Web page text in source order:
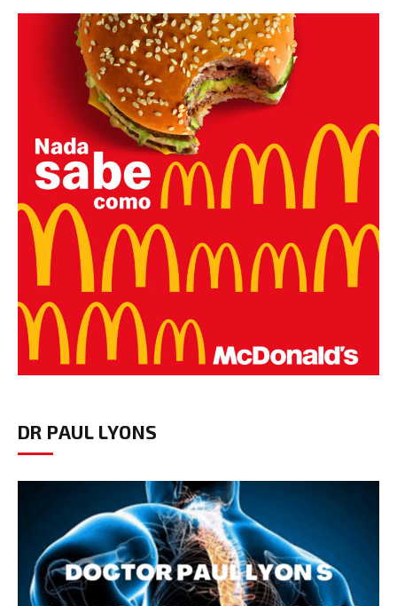
DR PAUL LYONS